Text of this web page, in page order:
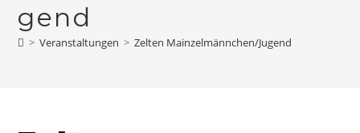
gend
> Veranstaltungen > Zelten Mainzelmännchen/Jugend